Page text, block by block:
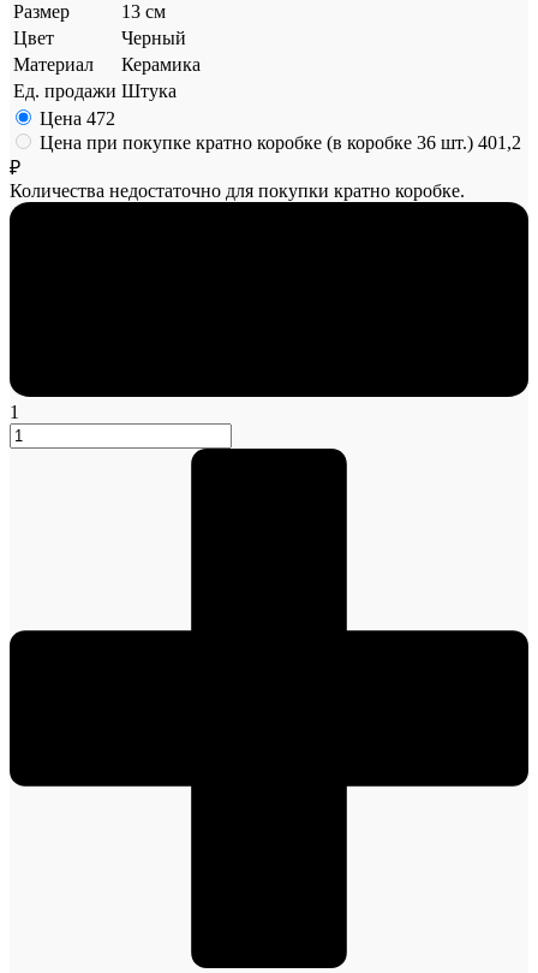
Размер
13 см
Цвет
Черный
Материал
Керамика
Ед. продажи Штука
Цена 472
Цена при покупке кратно коробке (в коробке 36 шт.) 401,2
₽
Количества недостаточно для покупки кратно коробке.
1